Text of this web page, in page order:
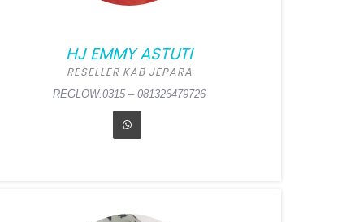
HJ EMMY ASTUTI
RESELLER KAB JEPARA
REGLOW.0315 – 081326479726